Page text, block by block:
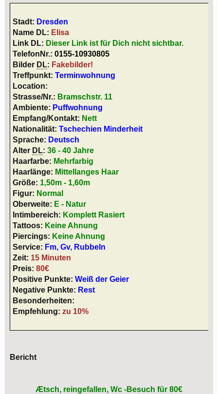
Stadt: Dresden
Name DL: Elisa
Link DL: Dieser Link ist für Dich nicht sichtbar.
TelefonNr.: 0155-10930805
Bilder DL: Fakebilder!
Treffpunkt: Terminwohnung
Location:
Strasse/Nr.: Bramschstr. 11
Ambiente: Puffwohnung
Empfang/Kontakt: Nett
Nationalität: Tschechien Minderheit
Sprache: Deutsch
Alter DL: 36 - 40 Jahre
Haarfarbe: Mehrfarbig
Haarlänge: Mittellanges Haar
Größe: 1,50m - 1,60m
Figur: Normal
Oberweite: E - Natur
Intimbereich: Komplett Rasiert
Tattoos: Keine Ahnung
Piercings: Keine Ahnung
Service: Fm, Gv, Rubbeln
Zeit: 15 Minuten
Preis: 80€
Positive Punkte: Weiß der Geier
Negative Punkte: Rest
Besonderheiten:
Empfehlung: zu 10%
Bericht
Ætsch, reingefallen, Wc -Besuch für 80€